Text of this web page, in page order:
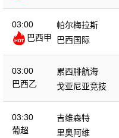
03:00
巴西甲
帕尔梅拉斯
巴西国际
03:00
巴西乙
累西腓航海
戈亚尼亚竞技
03:30
葡超
吉维森特
里奥阿维